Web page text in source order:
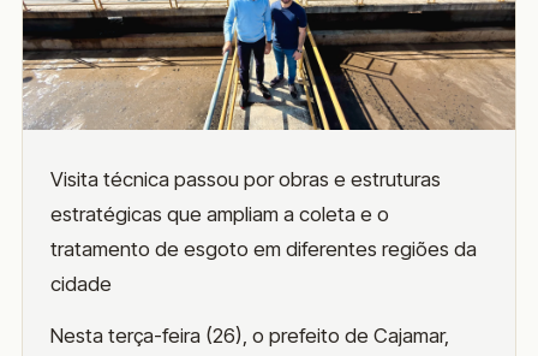
Visita técnica passou por obras e estruturas
estratégicas que ampliam a coleta e o
tratamento de esgoto em diferentes regiões da
cidade
Nesta terça-feira (26), o prefeito de Cajamar,